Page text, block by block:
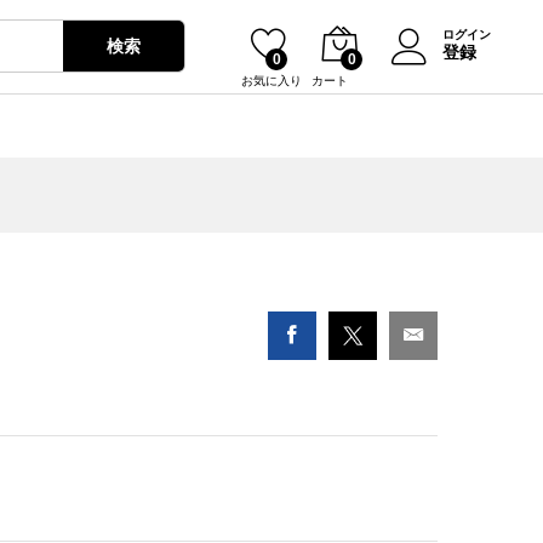
検索
お気に入り
0
カート
0
ログイン
登録
¥2,680 カートに入れる